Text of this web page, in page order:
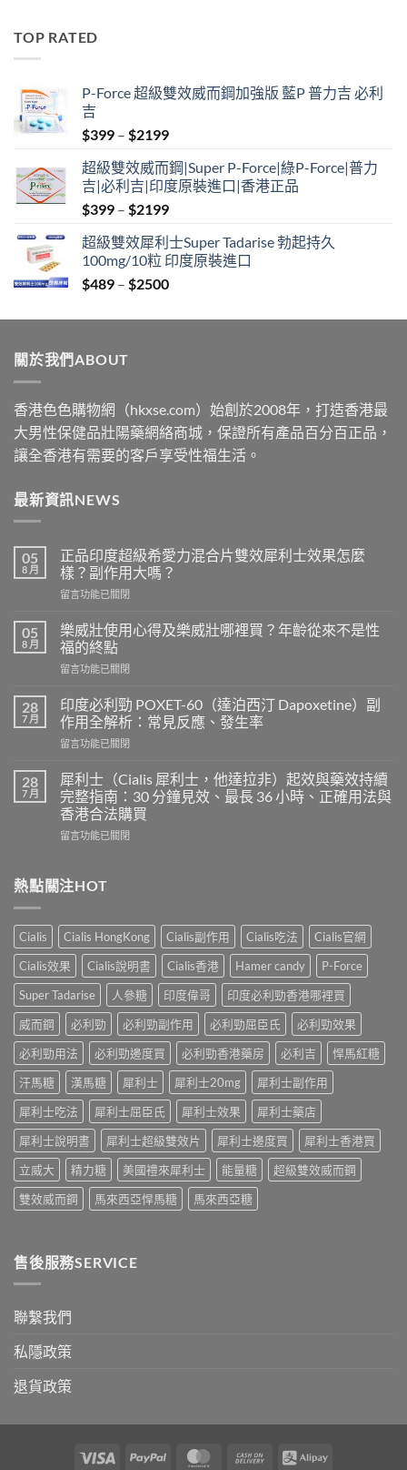
TOP RATED
P-Force 超級雙效威而鋼加強版 藍P 普力吉 必利
吉
$399 – $2199Price
$399
through
$2199
超級雙效威而鋼|Super P-Force|綠P-Force|普力
吉|必利吉|印度原裝進口|香港正品
$399 – $2199Price
$399
through
$2199
超級雙效犀利士Super Tadarise 勃起持久
100mg/10粒 印度原裝進口
$489 – $2500Price
$489
關於我們ABOUT
香港色色購物網（hkxse.com）始創於2008年，打造香港最
大男性保健品壯陽藥網絡商城，保證所有產品百分百正品，
讓全香港有需要的客戶享受性福生活。
最新資訊NEWS
05
8 月
正品印度超級希愛力混合片雙效犀利士效果怎麼
樣？副作用大嗎？
在
品
印
度
超
希
愛
力
混
片
雙
效
利
果
樣？
副
作
用
大
嗎？〉
留言功能已關閉
05
8 月
樂威壯使用心得及樂威壯哪裡買？年齡從來不是性
福的終點
在
威
壯
使
用
得
及
樂
威
壯
買？
從
來
不
是
性
福
終
點〉
中
留言功能已關閉
28
7 月
印度必利勁 POXET-60（達泊西汀 Dapoxetine）副
作用全解析：常見反應、發生率
在
度
必
利
勁
POXET-
西
副
作
用
全
解
析：
見
反
應、
生
率〉
中
留言功能已關閉
28
7 月
犀利士（Cialis 犀利士，他達拉非）起效與藥效持續
完整指南：30 分鐘見效、最長 36 小時、正確用法與
香港合法購買
在
士
（Cialis
利
士，
他
達
拉
非）
效
與
藥
持
續
完
整
指
南：
30
分
效、
最
小
正
確
法
香
留言功能已關閉
熱點關注HOT
Cialis Cialis HongKong Cialis副作用 Cialis吃法
Cialis官網
Cialis效果
Cialis說明書 Cialis香港 Hamer candy
P-Force
Super Tadarise
人參糖 印度偉哥
印度必利勁香港哪裡買
威而鋼
必利勁 必利勁副作用 必利勁屈臣氏
必利勁效果
必利勁用法
必利勁邊度買 必利勁香港藥房 必利吉
悍馬紅糖
汗馬糖
漢馬糖 犀利士 犀利士20mg
犀利士副作用
犀利士吃法
犀利士屈臣氏 犀利士效果
犀利士藥店
犀利士說明書
犀利士超級雙效片 犀利士邊度買
犀利士香港買
立威大
精力糖 美國禮來犀利士 能量糖
超級雙效威而鋼
雙效威而鋼
馬來西亞悍馬糖 馬來西亞糖
售後服務SERVICE
聯繫我們
私隱政策
退貨政策
Visa PayPal MasterCardCash
Alipay